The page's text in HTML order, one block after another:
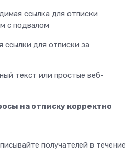
ссылка для отписки
с подвалом
ссылки для отписки за
текст или простые веб-
на отписку корректно
получателей в течение